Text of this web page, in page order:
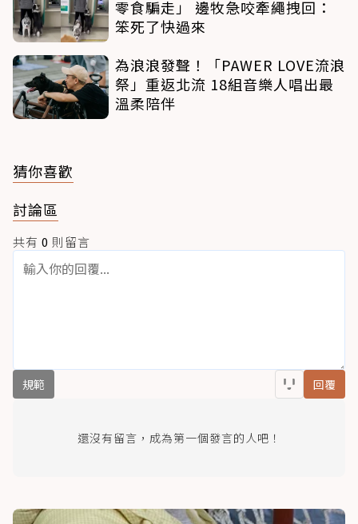
零食騙走」 邊牧急咬牽繩拽回：
笨死了快過來
為浪浪發聲！「PAWER LOVE流浪
祭」重返北流 18組音樂人唱出最
溫柔陪伴
猜你喜歡
討論區
共有 0 則留言
規範 回覆
還沒有留言，成為第一個發言的人吧！